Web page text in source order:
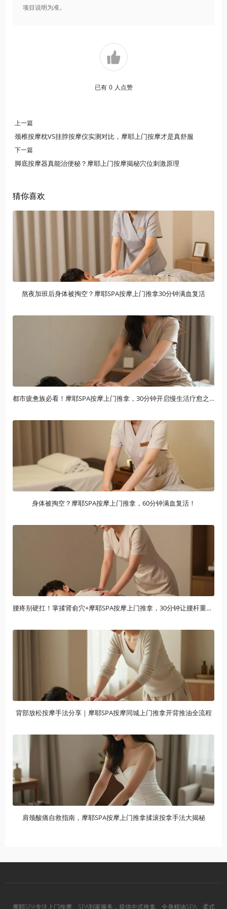
项目说明为准。
已有 0 人点赞
上一篇
颈椎按摩枕VS挂脖按摩仪实测对比，摩耶上门按摩才是真舒服
下一篇
脚底按摩器真能治便秘？摩耶上门按摩揭秘穴位刺激原理
猜你喜欢
熬夜加班后身体被掏空？摩耶SPA按摩上门推拿30分钟满血复活
都市疲惫族必看！摩耶SPA按摩上门推拿，30分钟开启慢生活疗愈之旅
身体被掏空？摩耶SPA按摩上门推拿，60分钟满血复活！
腰疼别硬扛！掌揉肾俞穴+摩耶SPA按摩上门推拿，30分钟让腰杆重获新生
背部放松按摩手法分享｜摩耶SPA按摩同城上门推拿开背推油全流程
肩颈酸痛自救指南，摩耶SPA按摩上门推拿揉滚按拿手法大揭秘
摩耶SPA专注上门按摩、SPA到家服务，提供中式推拿、全身精油SPA、柔式